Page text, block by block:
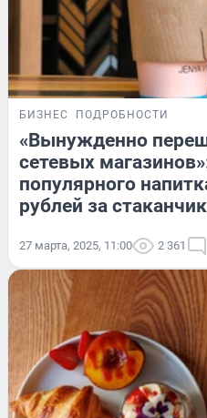
БИЗНЕС ПОДРОБНОСТИ
«Вынужденно
сетевых
популярного
рублей за стаканчик
27 марта, 2025, 11:00 2 361